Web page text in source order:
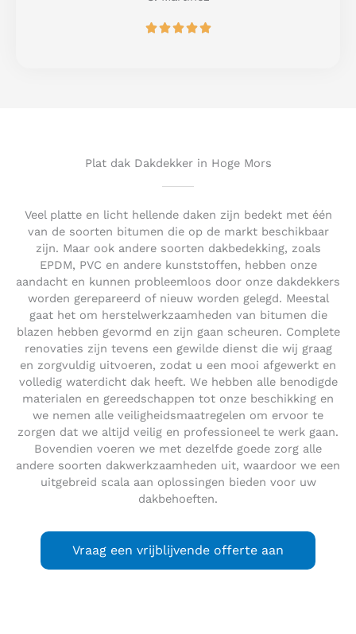
f
R
t
Plat dak Dakdekker in Hoge Mors
Veel platte en licht hellende daken zijn bedekt met één
van de soorten bitumen die op de markt beschikbaar
zijn. Maar ook andere soorten dakbedekking, zoals
EPDM, PVC en andere kunststoffen, hebben onze
aandacht en kunnen probleemloos door onze dakdekkers
worden gerepareerd of nieuw worden gelegd. Meestal
gaat het om herstelwerkzaamheden van bitumen die
blazen hebben gevormd en zijn gaan scheuren. Complete
renovaties zijn tevens een gewilde dienst die wij graag
en zorgvuldig uitvoeren, zodat u een mooi afgewerkt en
volledig waterdicht dak heeft. We hebben alle benodigde
materialen en gereedschappen tot onze beschikking en
we nemen alle veiligheidsmaatregelen om ervoor te
zorgen dat we altijd veilig en professioneel te werk gaan.
Bovendien voeren we met dezelfde goede zorg alle
andere soorten dakwerkzaamheden uit, waardoor we een
uitgebreid scala aan oplossingen bieden voor uw
dakbehoeften.
Vraag een vrijblijvende offerte aan